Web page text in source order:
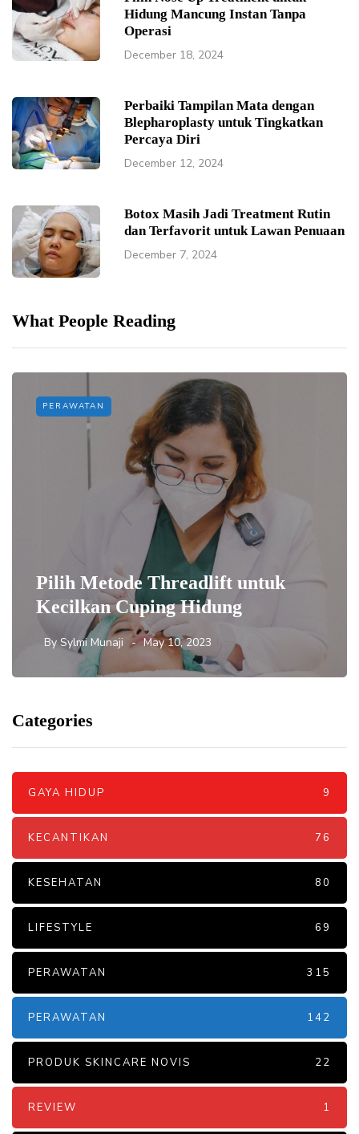
Hidung Mancung Instan Tanpa
Operasi
December 18, 2024
Perbaiki Tampilan Mata dengan
Blepharoplasty untuk Tingkatkan
Percaya Diri
December 12, 2024
Botox Masih Jadi Treatment Rutin
dan Terfavorit untuk Lawan Penuaan
December 7, 2024
What People Reading
PERAWATAN
Pilih Metode Threadlift untuk
Kecilkan Cuping Hidung
By Sylmi Munaji May 10, 2023
Categories
GAYA HIDUP 9
KECANTIKAN 76
KESEHATAN 80
LIFESTYLE 69
PERAWATAN 315
PERAWATAN 142
PRODUK SKINCARE NOVIS 22
REVIEW 1